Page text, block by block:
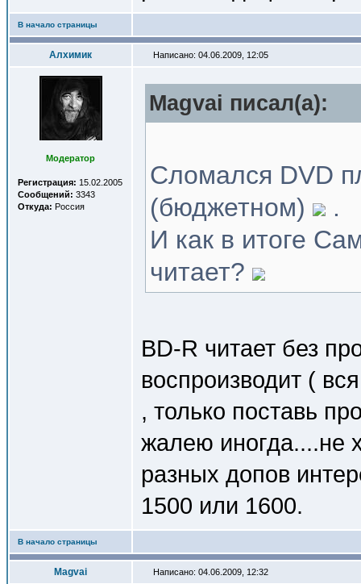
В начало страницы
Алхимик Написано: 04.06.2009, 12:05
Модератор
Регистрация: 15.02.2005
Сообщений: 3343
Откуда: Россия
Magvai писал(a):
Сломался DVD
(бюджетном)
.
И как в итоге
читает?
BD-R читает без
воспроизводит (
, только поставь
жалею иногда....не
разных допов
1500 или 1600.
В начало страницы
Magvai Написано: 04.06.2009, 12:32